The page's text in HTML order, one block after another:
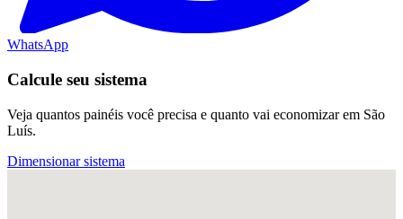
WhatsApp
Calcule seu sistema
Veja quantos painéis você precisa e quanto vai economizar em São
Luís.
Dimensionar sistema